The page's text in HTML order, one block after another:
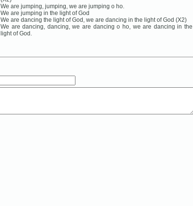
We are jumping, jumping, we are jumping o ho.
We are jumping in the light of God
We are dancing the light of God, we are dancing in the light of God (X2)
We are dancing, dancing, we are dancing o ho, we are dancing in the
light of God.